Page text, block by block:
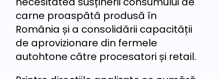
carne proaspătă produsă în
România și a consolidării capacității
de aprovizionare din fermele
autohtone către procesatori și retail.